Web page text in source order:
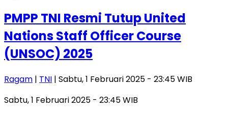
PMPP TNI Resmi Tutup United
Nations Staff Officer Course
(UNSOC) 2025
Ragam | TNI | Sabtu, 1 Februari 2025 - 23:45 WIB
Sabtu, 1 Februari 2025 - 23:45 WIB